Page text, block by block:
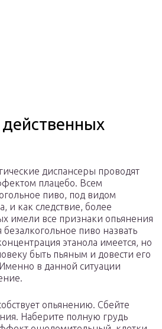
диспансеры проводят
плацебо. Всем
пиво, под видом
и как следствие, более
имели все признаки опьянения
пиво назвать
этанола имеется, но
быть пьяным и довести его
Именно в данной ситуации
опьянению. Сбейте
Наберите полную грудь